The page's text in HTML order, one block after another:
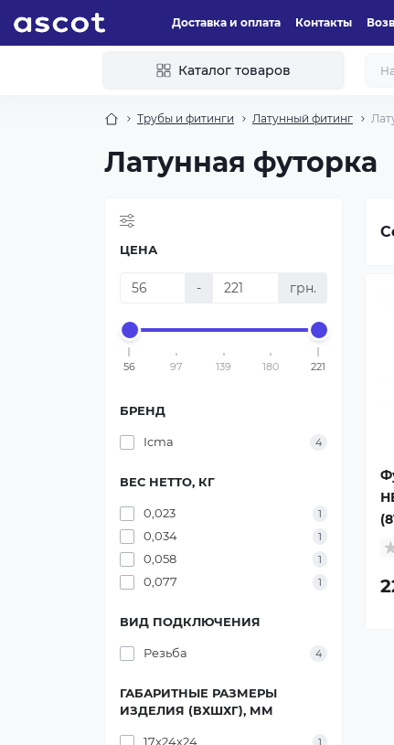
Доставка и оплата Контакты
Каталог товаров
Трубы и фитинги Латунный фитинг
Латунная футорка
ЦЕНА
- грн.
56 97 139 180 221
БРЕНД
Icma 4
ВЕС НЕТТО, КГ
0,023 1
0,034 1
0,058 1
0,077 1
ВИД ПОДКЛЮЧЕНИЯ
Резьба 4
ГАБАРИТНЫЕ РАЗМЕРЫ
ИЗДЕЛИЯ (ВХШХГ), ММ
17х24х24 1